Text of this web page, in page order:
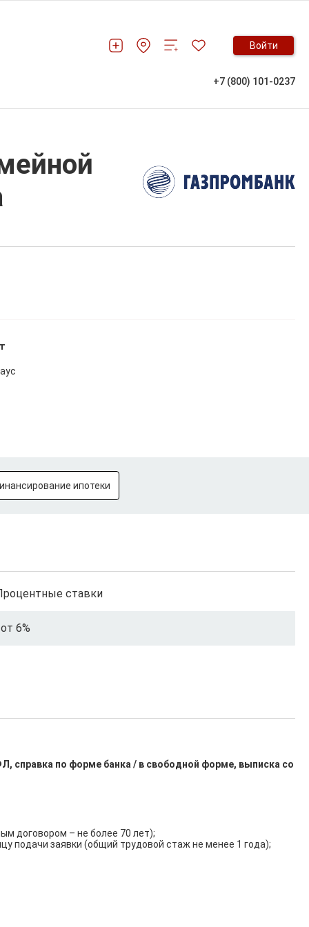
Войти
+7 (800) 101-0237
ипотеки
ставки
от 6%
по форме банка / в свободной форме, выписка со
договором – не более 70 лет);
подачи заявки (общий трудовой стаж не менее 1 года);